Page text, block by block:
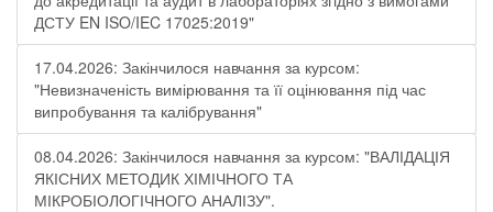
ДСТУ EN ISO/IEC 17025:2019"
17.04.2026: Закінчилося навчання за курсом:
"Невизначеність вимірювання та її оцінювання під час
випробування та калібрування"
08.04.2026: Закінчилося навчання за курсом: "ВАЛІДАЦІЯ
ЯКІСНИХ МЕТОДИК ХІМІЧНОГО ТА
МІКРОБІОЛОГІЧНОГО АНАЛІЗУ".